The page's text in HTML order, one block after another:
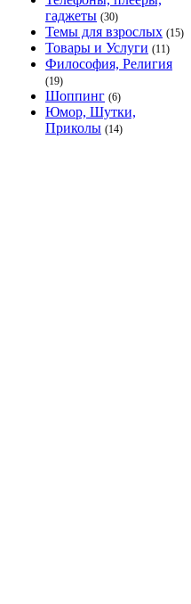
гаджеты (30)
Темы для взрослых (15)
Товары и Услуги (11)
Философия, Религия
(19)
Шоппинг (6)
Юмор, Шутки,
Приколы (14)